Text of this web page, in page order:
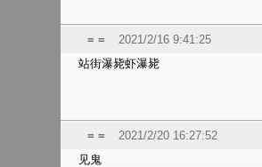
= =
2021/2/16 9:41:25
站街瀑毙虾瀑毙
= =
2021/2/20 16:27:52
见鬼